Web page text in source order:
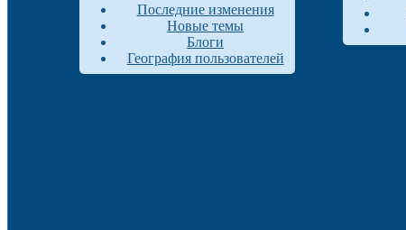
Последние изменения
Новые темы
Блоги
География пользователей